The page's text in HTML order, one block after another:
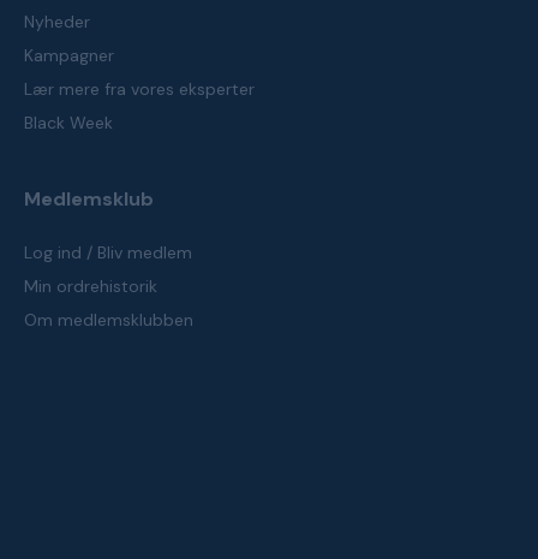
Nyheder
Kampagner
Lær mere fra vores eksperter
Black Week
Medlemsklub
Log ind / Bliv medlem
Min ordrehistorik
Om medlemsklubben